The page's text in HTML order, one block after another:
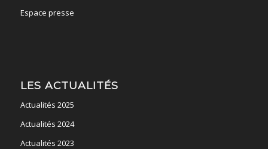
Espace presse
LES ACTUALITÉS
Actualités 2025
Actualités 2024
Actualités 2023